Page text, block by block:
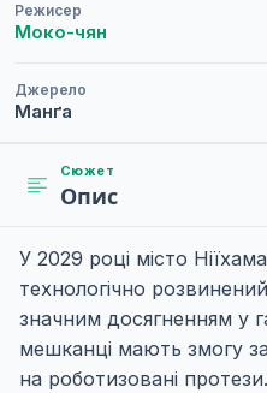
Режисер
Моко-чян
Джерело
Манґа
Сюжет
Опис
У 2029 році місто
технологічно
значним досягненням у
мешканці мають змогу
на роботизовані